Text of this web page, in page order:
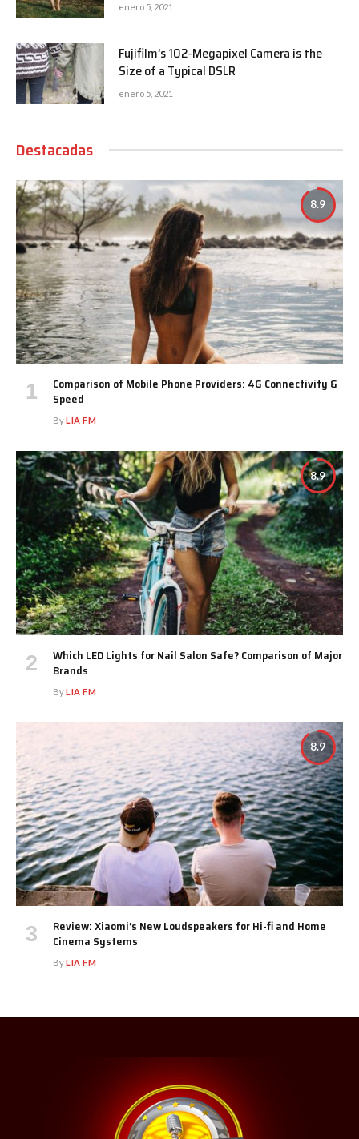
enero 5, 2021
Fujifilm’s 102-Megapixel Camera is the
Size of a Typical DSLR
enero 5, 2021
Destacadas
8.9
Comparison of Mobile Phone Providers: 4G Connectivity &
Speed
ByLIA FM
8.9
Which LED Lights for Nail Salon Safe? Comparison of Major
Brands
ByLIA FM
8.9
Review: Xiaomi’s New Loudspeakers for Hi-fi and Home
Cinema Systems
ByLIA FM